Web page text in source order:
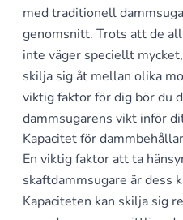
med traditionell
genomsnitt. Trots att de
inte väger speciellt
skilja sig åt mellan olika
viktig faktor för dig bör du
dammsugarens vikt inför
Kapacitet för
En viktig faktor att ta
skaftdammsugare är dess
Kapaciteten kan skilja sig